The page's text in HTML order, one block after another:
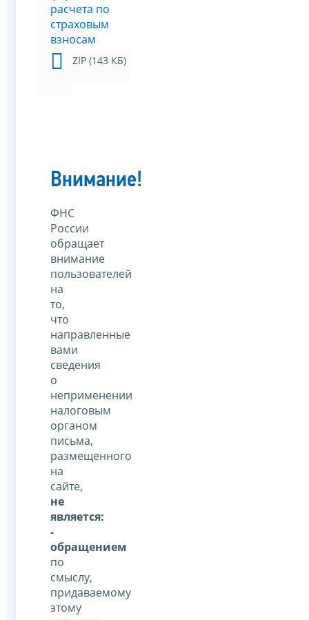
расчета по
страховым
взносам
ZIP (143 КБ)
Внимание!
ФНС
России
обращает
внимание
пользователей
на
то,
что
направленные
вами
сведения
о
неприменении
налоговым
органом
письма,
размещенного
на
сайте,
не
является:
-
обращением
по
смыслу,
придаваемому
этому